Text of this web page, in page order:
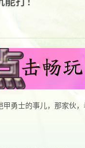
勇士的事儿，那家伙，